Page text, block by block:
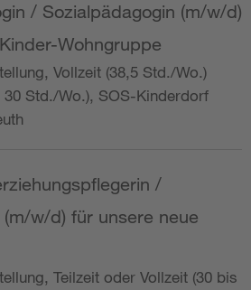
/ Sozialpädagogin (m/w/d)
Wohngruppe
Vollzeit (38,5 Std./Wo.)
Std./Wo.), SOS-Kinderdorf
/
w/d) für unsere neue
Teilzeit oder Vollzeit (30 bis